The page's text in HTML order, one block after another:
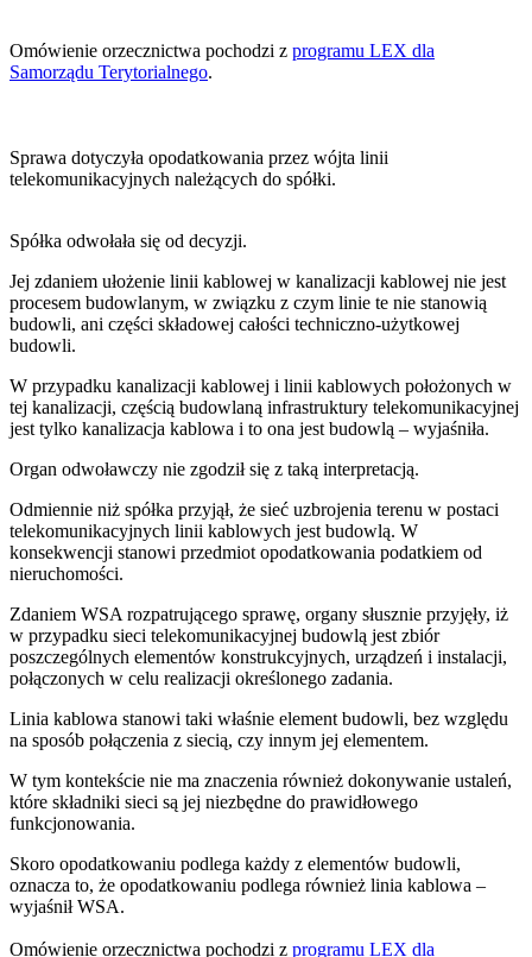
Omówienie orzecznictwa pochodzi z programu LEX dla
Samorządu Terytorialnego.
Sprawa dotyczyła opodatkowania przez wójta linii
telekomunikacyjnych należących do spółki.
Spółka odwołała się od decyzji.
Jej zdaniem ułożenie linii kablowej w kanalizacji kablowej nie jest
procesem budowlanym, w związku z czym linie te nie stanowią
budowli, ani części składowej całości techniczno-użytkowej
budowli.
W przypadku kanalizacji kablowej i linii kablowych położonych w
tej kanalizacji, częścią budowlaną infrastruktury telekomunikacyjnej
jest tylko kanalizacja kablowa i to ona jest budowlą – wyjaśniła.
Organ odwoławczy nie zgodził się z taką interpretacją.
Odmiennie niż spółka przyjął, że sieć uzbrojenia terenu w postaci
telekomunikacyjnych linii kablowych jest budowlą. W
konsekwencji stanowi przedmiot opodatkowania podatkiem od
nieruchomości.
Zdaniem WSA rozpatrującego sprawę, organy słusznie przyjęły, iż
w przypadku sieci telekomunikacyjnej budowlą jest zbiór
poszczególnych elementów konstrukcyjnych, urządzeń i instalacji,
połączonych w celu realizacji określonego zadania.
Linia kablowa stanowi taki właśnie element budowli, bez względu
na sposób połączenia z siecią, czy innym jej elementem.
W tym kontekście nie ma znaczenia również dokonywanie ustaleń,
które składniki sieci są jej niezbędne do prawidłowego
funkcjonowania.
Skoro opodatkowaniu podlega każdy z elementów budowli,
oznacza to, że opodatkowaniu podlega również linia kablowa –
wyjaśnił WSA.
Omówienie orzecznictwa pochodzi z programu LEX dla